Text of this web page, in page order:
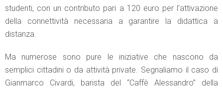
studenti, con un contributo pari a 120 euro per l’attivazione
della connettività necessaria a garantire la didattica a
distanza.
Ma numerose sono pure le iniziative che nascono da
semplici cittadini o da attività private. Segnaliamo il caso di
Gianmarco Civardi, barista del “Caffè Alessandro” della